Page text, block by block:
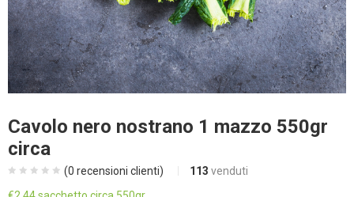
Cavolo nero nostrano 1 mazzo 550gr
circa
(0 recensioni clienti) 113 venduti